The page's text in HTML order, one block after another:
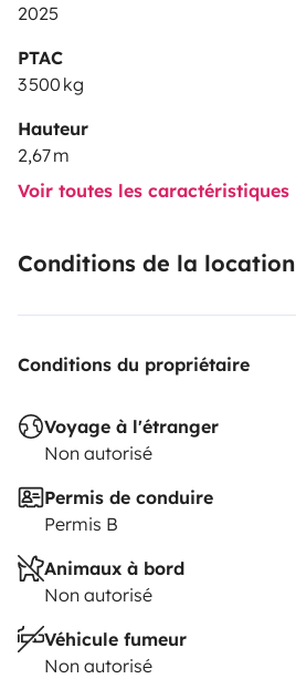
2025
PTAC
3 500 kg
Hauteur
2,67 m
Voir toutes les caractéristiques
Conditions de la location
Conditions du propriétaire
Voyage à l'étranger
Non autorisé
Permis de conduire
Permis B
Animaux à bord
Non autorisé
Véhicule fumeur
Non autorisé